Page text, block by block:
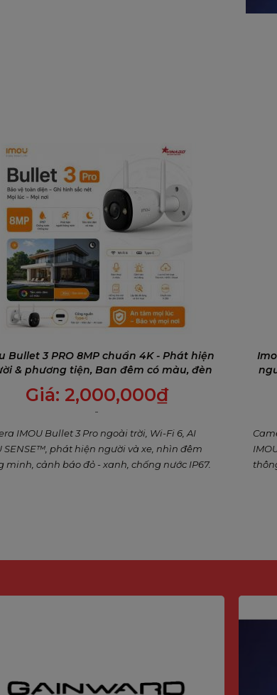
nét và chi tiết hơn, nâng cao trải
Bullet 3 PRO 8MP chuẩn 4K - Phát hiện
& phương tiện, Ban đêm có màu, đèn
cảnh báo xanh đỏ, Đàm thoại 2 chiều
Giá: 2,000,000₫
IMOU Bullet 3 Pro ngoài trời, Wi-Fi 6, AI
SENSE™, phát hiện người và xe, nhìn đêm
minh, cảnh báo đỏ - xanh, chống nước IP67.